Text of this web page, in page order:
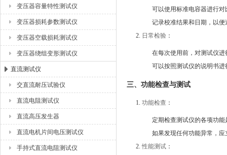
变压器容量特性测试仪
变压器损耗参数测试仪
变压器空载损耗测试仪
变压器绕组变形测试仪
直流测试仪
交直流耐压试验仪
直流电阻测试仪
直流高压发生器
直流电机片间电压测试仪
手持式直流电阻测试仪
可以使用标准电容器进行
记录校准结果和日期，以
日常检验 ：
在每次使用前，对测试仪
可以按照测试仪的说明书
三、功能检查与测试
功能检查 ：
定期检查测试仪的各项功
如果发现任何功能异常，
性能测试 ：